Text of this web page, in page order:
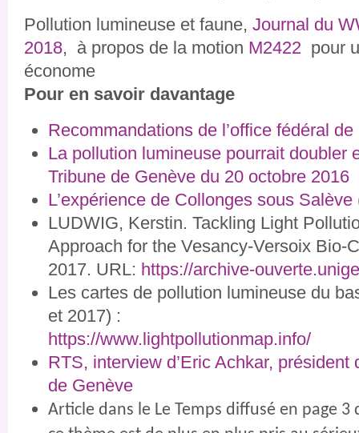
Pollution lumineuse et faune, Journal du
2018, à propos de la motion M2422 pour
économe
Pour en savoir davantage
Recommandations de l’office fédéral de
La pollution lumineuse pourrait doubler
Tribune de Genève du 20 octobre 2016
L’expérience de Collonges sous Salève
LUDWIG, Kerstin. Tackling Light
Approach for the Vesancy-Versoix Bio-
2017. URL: https://archive-
Les cartes de pollution lumineuse du
et 2017) :
https://www.lightpollutionmap.info/
RTS, interview d’Eric Achkar,
de Genève
Article dans le Le Temps diffusé en page